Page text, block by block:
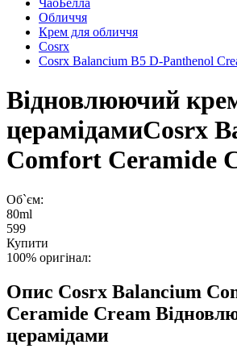
ЧаоБелла
Обличчя
Крем для обличчя
Cosrx
Cosrx Balancium B5 D-Panthenol
Відновлюючий
церамідамиCosrx
Comfort Ceramide
Об`єм:
80ml
599
Купити
100% оригінал:
Опис Cosrx Balancium
Ceramide Cream
церамідами